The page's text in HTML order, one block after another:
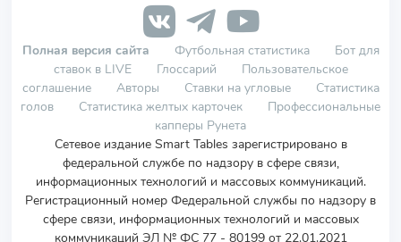
Полная версия сайта Футбольная статистика
Бот для
ставок в LIVE
Глоссарий
Пользовательское
соглашение
Авторы Ставки на угловые
Статистика
голов
Статистика желтых карточек
Профессиональные
капперы Рунета
Сетевое издание Smart Tables зарегистрировано в
федеральной службе по надзору в сфере связи,
информационных технологий и массовых коммуникаций.
Регистрационный номер Федеральной службы по надзору в
сфере связи, информационных технологий и массовых
коммуникаций ЭЛ № ФС 77 - 80199 от 22.01.2021